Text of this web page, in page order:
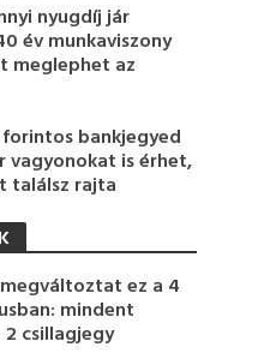
nyugdíj jár
év munkaviszony
meglephet az
bankjegyed
vagyonokat is érhet,
találsz rajta
ez a 4
mindent
csillagjegy